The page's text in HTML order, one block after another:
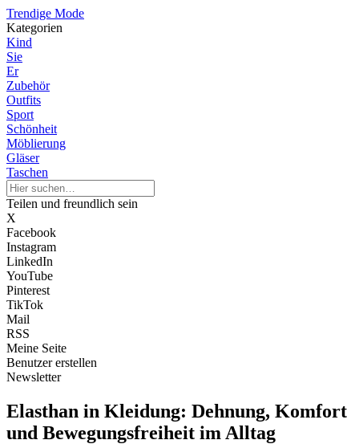
Trendige Mode
Kategorien
Kind
Sie
Er
Zubehör
Outfits
Sport
Schönheit
Möblierung
Gläser
Taschen
Teilen und freundlich sein
X
Facebook
Instagram
LinkedIn
YouTube
Pinterest
TikTok
Mail
RSS
Meine Seite
Benutzer erstellen
Newsletter
Elasthan in Kleidung: Dehnung, Komfort
und Bewegungsfreiheit im Alltag